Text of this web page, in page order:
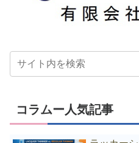
コラムー人気記事